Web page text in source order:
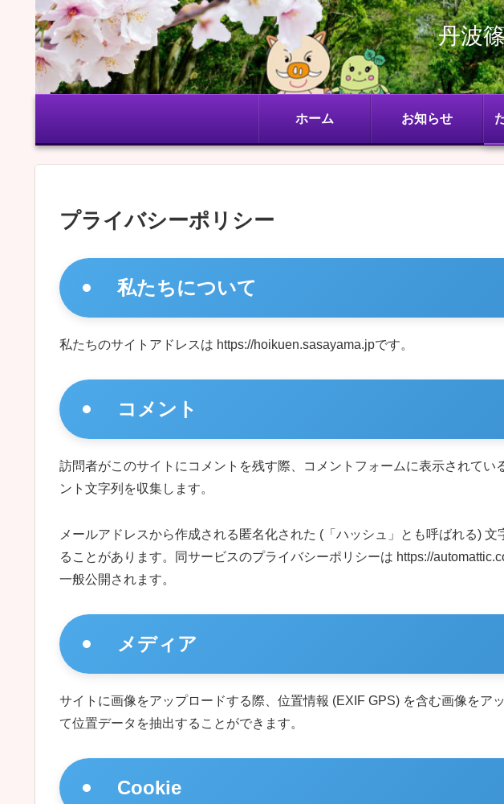
丹波
ホーム お知らせ
プライバシーポリシー
私たちについて
私たちのサイトアドレスは https://hoikuen.sasayama.jpです。
コメント
訪問者がこのサイトにコメントを残す際、コメントフォームに表示されて
ント文字列を収集します。
メールアドレスから作成される匿名化された (「ハッシュ」とも呼ばれる)
ることがあります。同サービスのプライバシーポリシーは https://
一般公開されます。
メディア
サイトに画像をアップロードする際、位置情報 (EXIF GPS) を含む画像を
て位置データを抽出することができます。
Cookie